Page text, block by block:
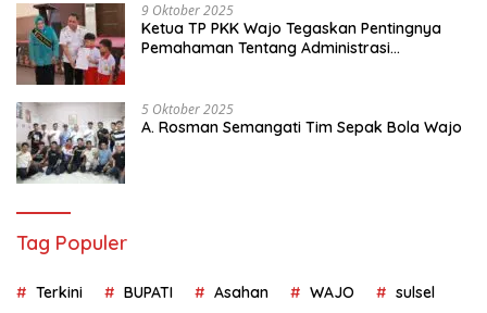
9 Oktober 2025
Ketua TP PKK Wajo Tegaskan Pentingnya
Pemahaman Tentang Administrasi
5 Oktober 2025
A. Rosman Semangati Tim Sepak Bola Wajo
Tag Populer
Terkini BUPATI Asahan WAJO sulsel